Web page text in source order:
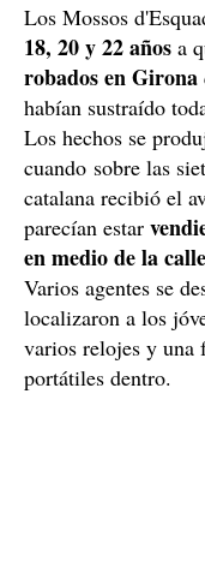
Los Mossos
18, 20 y 22 años a
robados en Girona
habían sustraído
Los hechos se
cuando sobre las
catalana recibió el
parecían estar
en medio de la calle
Varios agentes se
localizaron a los
varios relojes y una
portátiles dentro.